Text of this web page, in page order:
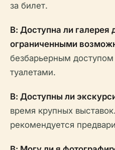
за билет.
В: Доступна ли галерея
ограниченными
безбарьерным
туалетами.
В: Доступны ли
время крупных
рекомендуется